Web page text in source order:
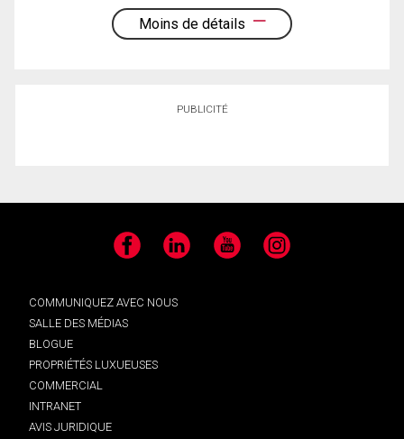
Moins de détails
PUBLICITÉ
Facebook LinkedIn YouTube Instagram
COMMUNIQUEZ AVEC NOUS
SALLE DES MÉDIAS
BLOGUE
PROPRIÉTÉS LUXUEUSES
COMMERCIAL
INTRANET
AVIS JURIDIQUE